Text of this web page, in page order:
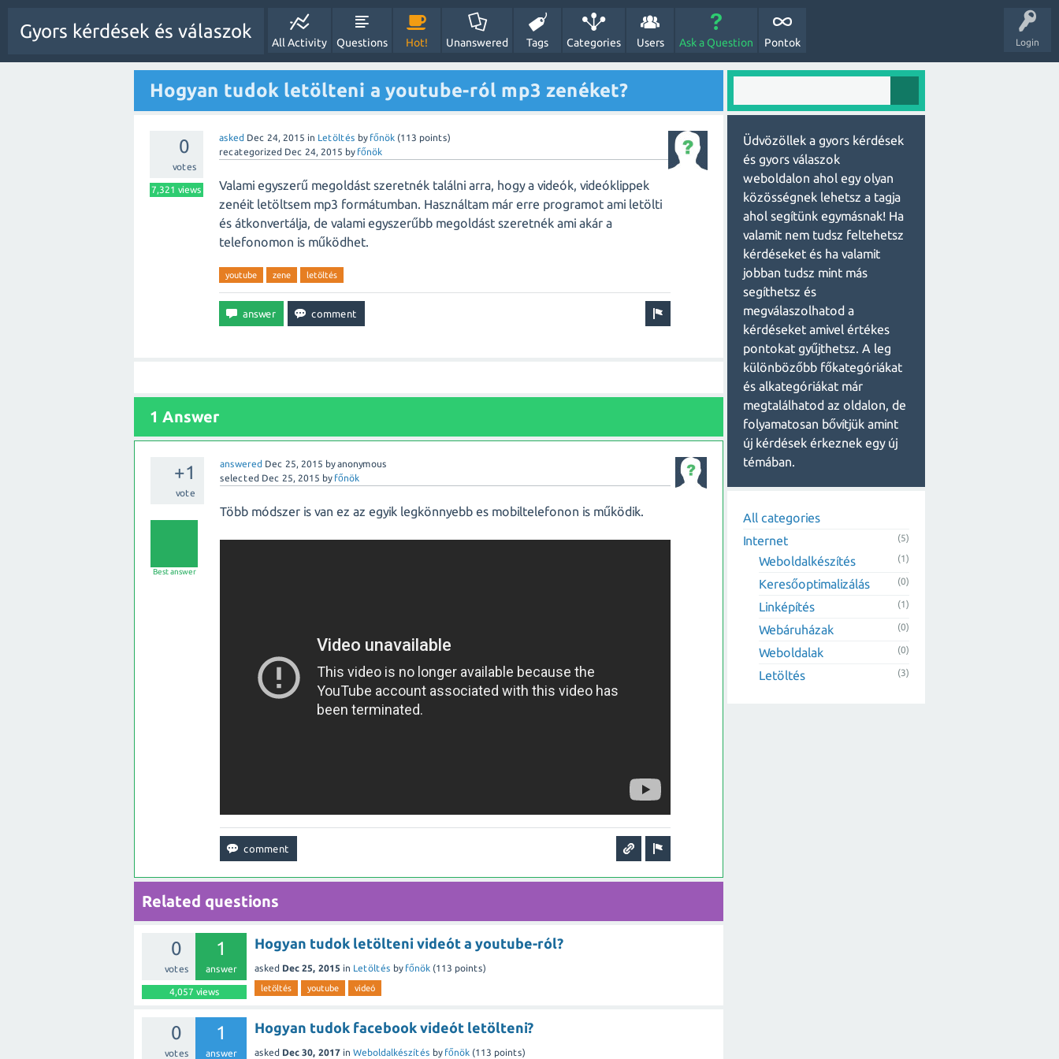
Login
Gyors kérdések és válaszok
All Activity Questions Hot! Unanswered Tags Categories Users Ask a Question Pontok
Hogyan tudok letölteni a youtube-ról mp3 zenéket?
0
votes
7,321 views
asked Dec 24, 2015 in Letöltés by főnök (113 points)
recategorized Dec 24, 2015 by főnök
Valami egyszerű megoldást szeretnék találni arra, hogy a videók, videóklippek
zenéit letöltsem mp3 formátumban. Használtam már erre programot ami letölti
és átkonvertálja, de valami egyszerűbb megoldást szeretnék ami akár a
telefonomon is működhet.
youtube zene letöltés
1 Answer
+1
vote
answered Dec 25, 2015 byanonymous
selected Dec 25, 2015 by főnök
Best answer
Több módszer is van ez az egyik legkönnyebb es mobiltelefonon is működik.
Related questions
0
votes
1
answer
4,057 views
Hogyan tudok letölteni videót a youtube-ról?
asked Dec 25, 2015 in Letöltés by főnök (113 points)
letöltés youtube videó
0
votes
1
answer
Hogyan tudok facebook videót letölteni?
asked Dec 30, 2017 in Weboldalkészítés by főnök (113 points)
Üdvözöllek a gyors kérdések
és gyors válaszok
weboldalon ahol egy olyan
közösségnek lehetsz a tagja
ahol segítünk egymásnak! Ha
valamit nem tudsz feltehetsz
kérdéseket és ha valamit
jobban tudsz mint más
segíthetsz és
megválaszolhatod a
kérdéseket amivel értékes
pontokat gyűjthetsz. A leg
különbözőbb főkategóriákat
és alkategóriákat már
megtalálhatod az oldalon, de
folyamatosan bővítjük amint
új kérdések érkeznek egy új
témában.
All categories
Internet
(5)
Weboldalkészítés (1)
Keresőoptimalizálás (0)
Linképítés (1)
Webáruházak (0)
Weboldalak (0)
Letöltés (3)